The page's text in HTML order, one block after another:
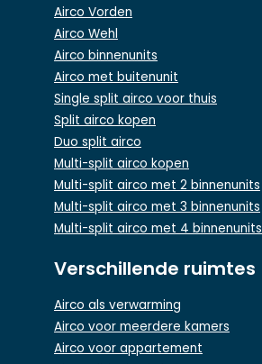
Airco Vorden
Airco Wehl
Airco binnenunits
Airco met buitenunit
Single split airco voor thuis
Split airco kopen
Duo split airco
Multi-split airco kopen
Multi-split airco met 2 binnenunits
Multi-split airco met 3 binnenunits
Multi-split airco met 4 binnenunits
Verschillende ruimtes
Airco als verwarming
Airco voor meerdere kamers
Airco voor appartement